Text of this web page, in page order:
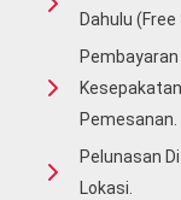
Dahulu (free
Pemesanan.
Pelunasan
Lokasi.